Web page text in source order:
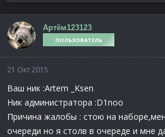
т
о
р
т
е
м
ы
т
а
н
а
ч
а
Артём123123
ПОЛЬЗОВАТЕЛЬ
21 Окт 2015
Ваш ник :Artem _Ksen
Ник администратора :D1noo
Причина жалобы : стою на
очереди но я столв в очереде и мне